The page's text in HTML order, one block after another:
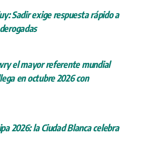
Sadir exige respuesta rápido a
el mayor referente mundial
en octubre 2026 con
2026: la Ciudad Blanca celebra